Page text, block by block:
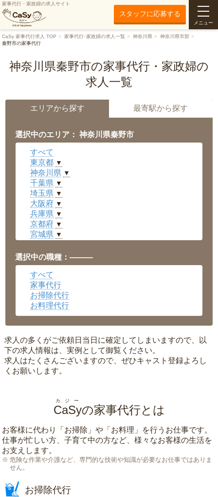
家事代行・家政婦の求人サイト
スタッフに応募する
メニュー
CaSy 家事代行求人 TOP 家事代行･家政婦の求人一覧 神奈川県
神奈川県市部
秦野市の家事代行
神奈川県秦野市の家事代行・家政婦の
求人一覧
エリアから探す 最寄駅から探す
選択中のエリア： 神奈川県秦野市
すべて
東京都 ▼
神奈川県 ▼
千葉県 ▼
埼玉県 ▼
大阪府 ▼
兵庫県 ▼
京都府 ▼
宮城県 ▼
福井県 ▼
岡山県 ▼
広島県
沖縄県 ▼
選択中の職種：———
すべて
家事代行
お掃除代行
お料理代行
求人の多くがご依頼日当日に確定してしまいますので、以
下の求人情報は、実例として御覧ください。
求人はたくさんございますので、ぜひキャスト登録よろし
くお願いします。
CaSy
カジー
の家事代行とは
お客様に代わり「 お掃除 」や「 お料理 」を行うお仕事です。
仕事が忙しい方、子育て中の方など、様々なお客様の生活を
お支えします。
危険な作業や介護など、専門的な技術や知識が必要なお仕事ではありま
せん。
お掃除代行